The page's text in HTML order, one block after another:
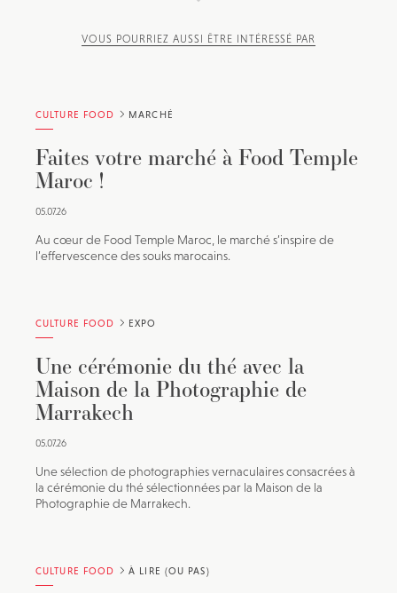
VOUS POURRIEZ AUSSI ÊTRE INTÉRESSÉ PAR
CULTURE FOOD MARCHÉ
Faites votre marché à Food Temple
Maroc !
05.07.26
Au cœur de Food Temple Maroc, le marché s’inspire de
l’effervescence des souks marocains.
CULTURE FOOD EXPO
Une cérémonie du thé avec la
Maison de la Photographie de
Marrakech
05.07.26
Une sélection de photographies vernaculaires consacrées à
la cérémonie du thé sélectionnées par la Maison de la
Photographie de Marrakech.
CULTURE FOOD À LIRE (OU PAS)